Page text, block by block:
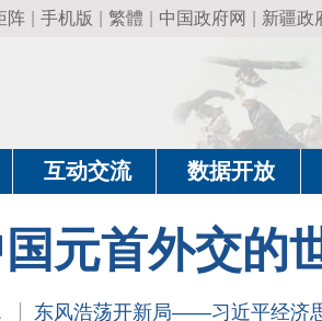
| 繁體 | 中国政府网 | 新疆政府网 | 克州政府网
流 数据开放 政务要闻
外交的世界情
荡开新局——习近平经济思想指引中国...
年中国经...